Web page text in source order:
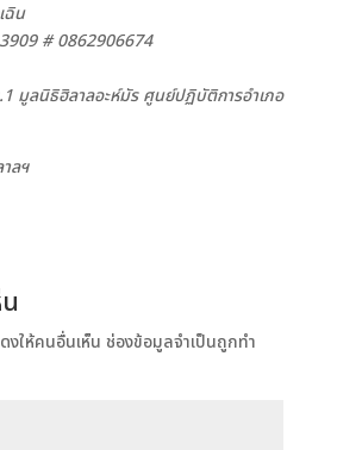
ฉิน
# 0862906674
มูลนิธิฮิลาลอะห์มัร ศูนย์ปฏิบัติการอำเภอ
ลฯ
งให้คนอื่นเห็น ช่องข้อมูลจำเป็นถูกทำ